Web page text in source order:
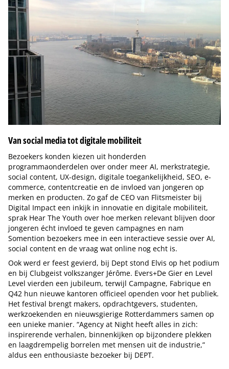
Van social media tot digitale mobiliteit
Bezoekers konden kiezen uit honderden
programmaonderdelen over onder meer AI, merkstrategie,
social content, UX-design, digitale toegankelijkheid, SEO, e-
commerce, contentcreatie en de invloed van jongeren op
merken en producten. Zo gaf de CEO van Flitsmeister bij
Digital Impact een inkijk in innovatie en digitale mobiliteit,
sprak Hear The Youth over hoe merken relevant blijven door
jongeren écht invloed te geven campagnes en nam
Somention bezoekers mee in een interactieve sessie over AI,
social content en de vraag wat online nog echt is.
Ook werd er feest gevierd, bij Dept stond Elvis op het podium
en bij Clubgeist volkszanger Jérôme. Evers+De Gier en Level
Level vierden een jubileum, terwijl Campagne, Fabrique en
Q42 hun nieuwe kantoren officieel openden voor het publiek.
Het festival brengt makers, opdrachtgevers, studenten,
werkzoekenden en nieuwsgierige Rotterdammers samen op
een unieke manier. “Agency at Night heeft alles in zich:
inspirerende verhalen, binnenkijken op bijzondere plekken
en laagdrempelig borrelen met mensen uit de industrie,”
aldus een enthousiaste bezoeker bij DEPT.